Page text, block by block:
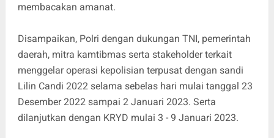
membacakan amanat.
Disampaikan, Polri dengan dukungan TNI, pemerintah
daerah, mitra kamtibmas serta stakeholder terkait
menggelar operasi kepolisian terpusat dengan sandi
Lilin Candi 2022 selama sebelas hari mulai tanggal 23
Desember 2022 sampai 2 Januari 2023. Serta
dilanjutkan dengan KRYD mulai 3 - 9 Januari 2023.